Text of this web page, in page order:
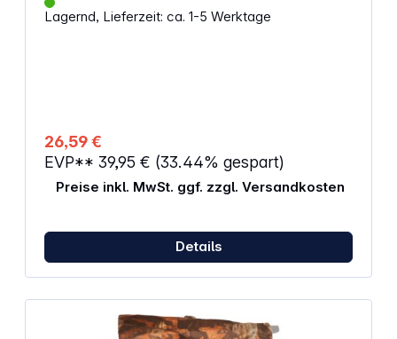
Objektivschutz befestigen können.Die andere Seite
ist mit einem Kordelzug und einem Kordelstopper
Schützt perfekt mit starkem und wasserdichtem
Polyester Zusätzliche Tarnung Einfach zu benutzen
Deckt Ihr Objektiv und Ihre Kamera ab Mit Kordelzug
+ Kordelstopper versehen Klein zusammenrollbar
Groß genug, um das Objektiv und die Kamera
Einfache Handhabung innerhalb von Sekunden
Lagernd, Lieferzeit: ca. 1-5 Werktage
26,59 €
EVP** 39,95 € (33.44% gespart)
Preise inkl. MwSt. ggf. zzgl. Versandkosten
Details